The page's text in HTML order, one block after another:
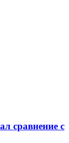
сравнение с